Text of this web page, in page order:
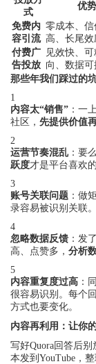
式
优势
免费内
容引流
零成本、信
高、长尾效
付费广
告投放
见效快、
向、数据可
那些年我们踩过的
1
内容太“销售” ：一
社区， 先提供价值
2
运营节奏混乱 ：要
跃度才是平台喜欢的
3
账号关联问题 ：做
录容易被识别关联
4
忽略数据反馈 ：发
高、点赞多， 分析
5
内容重复度过高 ：
很容易识别。每个
方式也要变化。
内容再利用：让你
写好Quora回答后
本发到YouTube，